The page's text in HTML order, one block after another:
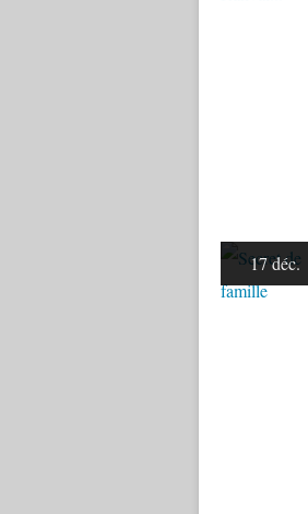
17 déc.